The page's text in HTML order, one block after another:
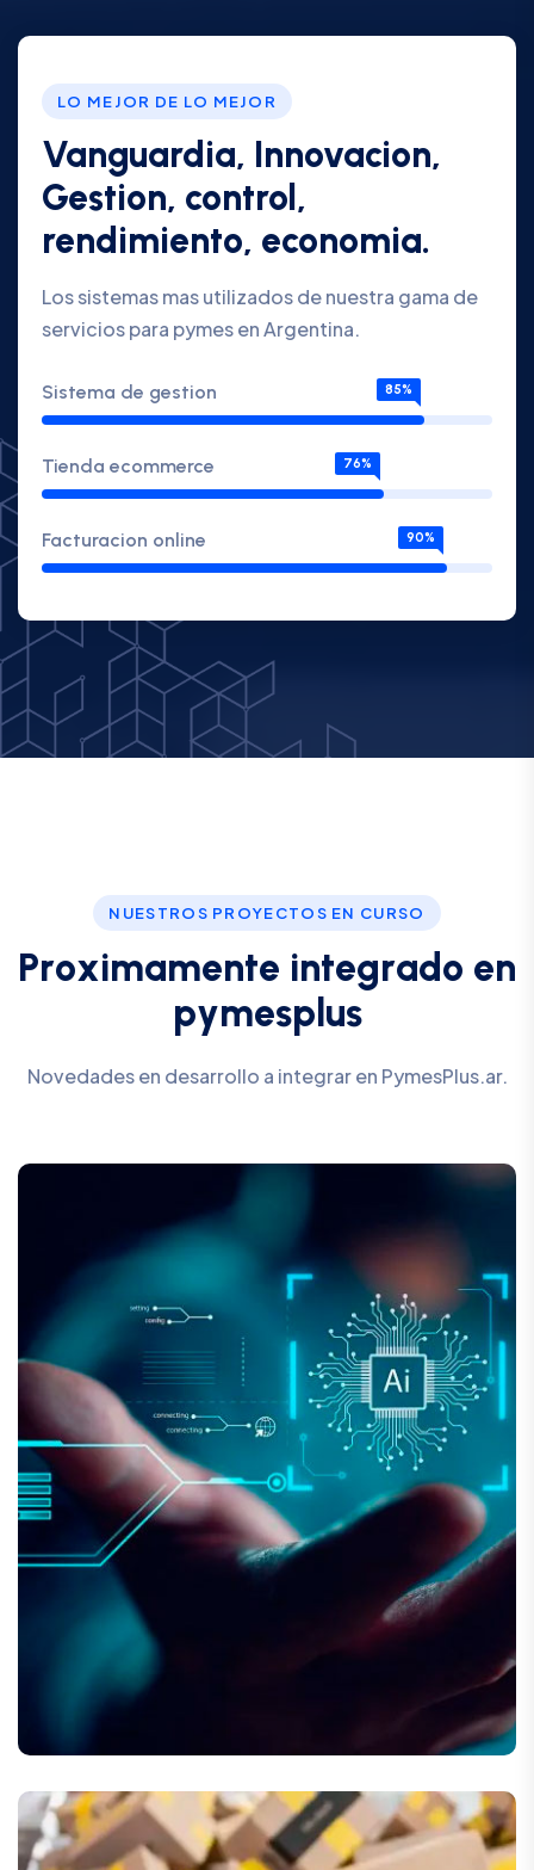
LO MEJOR DE LO MEJOR
Vanguardia, Innovacion,
Gestion, control,
rendimiento, economia.
Los sistemas mas utilizados de nuestra gama de
servicios para pymes en Argentina.
Sistema de gestion 85%
Tienda ecommerce 76%
Facturacion online 90%
NUESTROS PROYECTOS EN CURSO
Proximamente integrado en
pymesp us
Novedades en desarrollo a integrar en PymesPlus.ar.